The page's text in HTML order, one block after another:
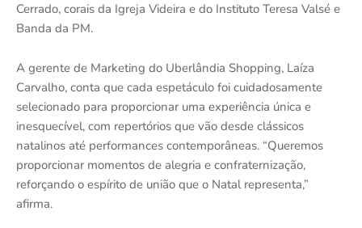
Cerrado, corais da Igreja Videira e do Instituto Teresa Valsé e
Banda da PM.
A gerente de Marketing do Uberlândia Shopping, Laíza
Carvalho, conta que cada espetáculo foi cuidadosamente
selecionado para proporcionar uma experiência única e
inesquecível, com repertórios que vão desde clássicos
natalinos até performances contemporâneas. “Queremos
proporcionar momentos de alegria e confraternização,
reforçando o espírito de união que o Natal representa,”
afirma.